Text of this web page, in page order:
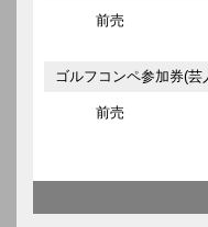
前売
ゴルフコンペ参加券(芸
前売